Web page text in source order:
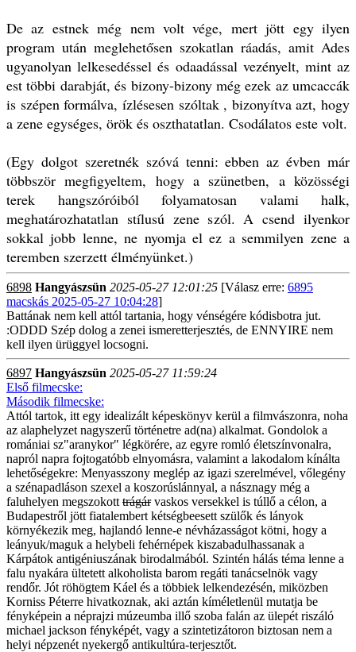
De az estnek még nem volt vége, mert jött egy ilyen
program után meglehetősen szokatlan ráadás, amit Ades
ugyanolyan lelkesedéssel és odaadással vezényelt, mint az
est többi darabját, és bizony-bizony még ezek az umcaccák
is szépen formálva, ízlésesen szóltak , bizonyítva azt, hogy
a zene egységes, örök és oszthatatlan. Csodálatos este volt.
(Egy dolgot szeretnék szóvá tenni: ebben az évben már
többször megfigyeltem, hogy a szünetben, a közösségi
terek hangszóróiból folyamatosan valami halk,
meghatározhatatlan stílusú zene szól. A csend ilyenkor
sokkal jobb lenne, ne nyomja el ez a semmilyen zene a
teremben szerzett élményünket.)
6898 Hangyászsün 2025-05-27 12:01:25 [Válasz erre: 6895
macskás 2025-05-27 10:04:28]
Battának nem kell attól tartania, hogy vénségére kódisbotra jut.
:ODDD Szép dolog a zenei ismeretterjesztés, de ENNYIRE nem
kell ilyen ürüggyel locsogni.
6897 Hangyászsün 2025-05-27 11:59:24
Első filmecske:
Második filmecske:
Attól tartok, itt egy idealizált képeskönyv kerül a filmvászonra, noha
az alaphelyzet nagyszerű történetre ad(na) alkalmat. Gondolok a
romániai sz"aranykor" légkörére, az egyre romló életszínvonalra,
napról napra fojtogatóbb elnyomásra, valamint a lakodalom kínálta
lehetőségekre: Menyasszony meglép az igazi szerelmével, vőlegény
a szénapadláson szexel a koszorúslánnyal, a násznagy még a
faluhelyen megszokott trágárvaskos versekkel is túllő a célon, a
Budapestről jött fiatalembert kétségbeesett szülők és lányok
környékezik meg, hajlandó lenne-e névházasságot kötni, hogy a
leányuk/maguk a helybeli fehérnépek kiszabadulhassanak a
Kárpátok antigéniuszának birodalmából. Szintén hálás téma lenne a
falu nyakára ültetett alkoholista barom regáti tanácselnök vagy
rendőr. Jót röhögtem Káel és a többiek lelkendezésén, miközben
Korniss Péterre hivatkoznak, aki aztán kíméletlenül mutatja be
fényképein a néprajzi múzeumba illő szoba falán az ülepét riszáló
michael jackson fényképét, vagy a szintetizátoron biztosan nem a
helyi népzenét nyekergő antikultúra-terjesztőt.